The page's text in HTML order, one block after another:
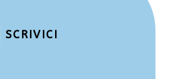
SCRIVICI